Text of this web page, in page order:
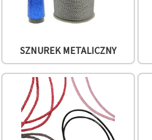
SZNUREK METALICZNY